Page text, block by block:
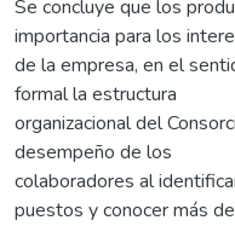
Se concluye que los
importancia para los
de la empresa, en el
formal la estructura
organizacional del
desempeño de los
colaboradores al
puestos y conocer más